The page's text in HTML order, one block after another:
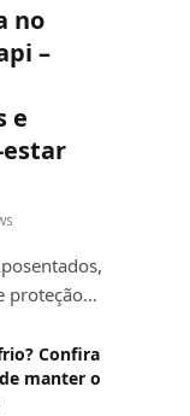
no
–
e
proteção…
Confira
manter o